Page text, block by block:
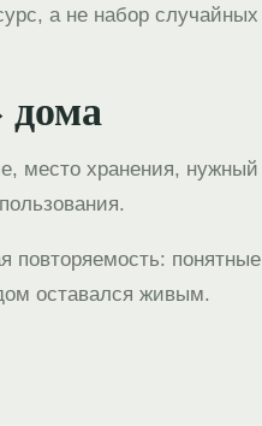
а не набор случайных
дома
место хранения, нужный
понятные
оставался живым.